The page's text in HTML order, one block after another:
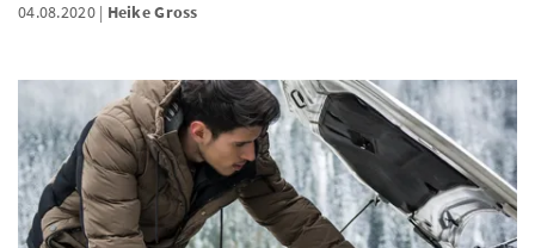
04.08.2020 Heike Gross